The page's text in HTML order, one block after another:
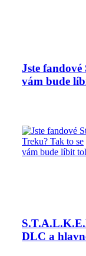
Jste
vám bude
DLC a